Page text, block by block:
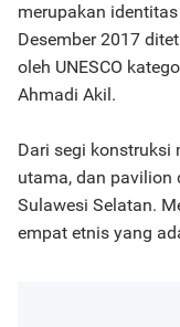
merupakan
Desember 2017
oleh UNESCO
Ahmadi Akil.
Dari segi konstruksi
utama, dan pavilion
Sulawesi Selatan.
empat etnis yang